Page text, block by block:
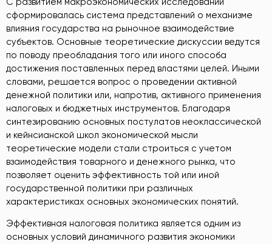
сформировалась система представлений о механизме
влияния государства на рыночное взаимодействие
субъектов. Основные теоретические дискуссии ведутся
по поводу преобладания того или иного способа
достижения поставленных перед властями целей. Иными
словами, решается вопрос о проведении активной
денежной политики или, напротив, активного применения
налоговых и бюджетных инструментов. Благодаря
синтезированию основных постулатов неоклассической
и кейнсианской школ экономической мысли
теоретические модели стали строиться с учетом
взаимодействия товарного и денежного рынка, что
позволяет оценить эффективность той или иной
государственной политики при различных
характеристиках основных экономических понятий.
Эффективная налоговая политика является одним из
основных условий динамичного развития экономики